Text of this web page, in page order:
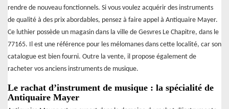
rendre de nouveau fonctionnels. Si vous voulez acquérir des instruments
de qualité à des prix abordables, pensez à faire appel à Antiquaire Mayer.
Ce luthier possède un magasin dans la ville de Gesvres Le Chapitre, dans le
77165. Il est une référence pour les mélomanes dans cette localité, car son
catalogue est bien fourni. Outre la vente, il propose également de
racheter vos anciens instruments de musique.
Le rachat d’instrument de musique : la spécialité de
Antiquaire Mayer